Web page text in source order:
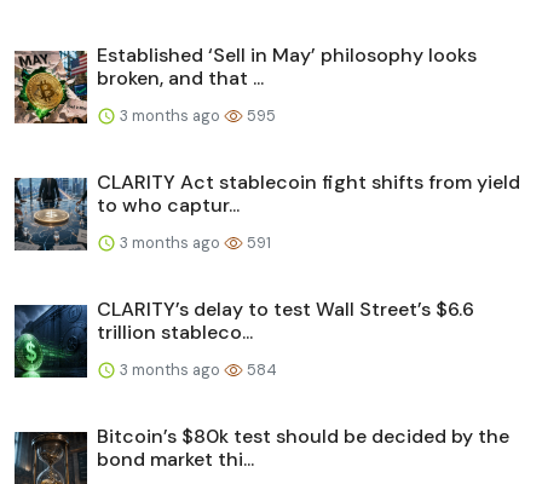
Established ‘Sell in May’ philosophy looks
broken, and that ...
3 months ago 595
CLARITY Act stablecoin fight shifts from yield
to who captur...
3 months ago 591
CLARITY’s delay to test Wall Street’s $6.6
trillion stableco...
3 months ago 584
Bitcoin’s $80k test should be decided by the
bond market thi...